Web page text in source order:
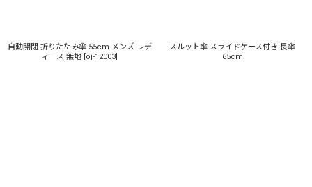
自動開閉 折りたたみ傘 55cm メンズ レデ
ィース 無地 [oj-12003]
スルット傘 スライドケース付き 長傘
65cm